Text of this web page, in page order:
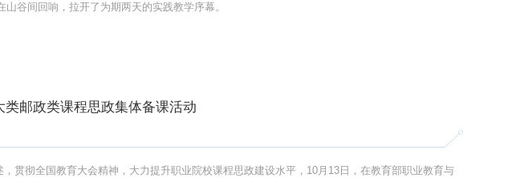
谷间回响，拉开了为期两天的实践教学序幕。
邮政类课程思政集体备课活动
贯彻全国教育大会精神，大力提升职业院校课程思政建设水平，10月13日，在教育部职业教育与